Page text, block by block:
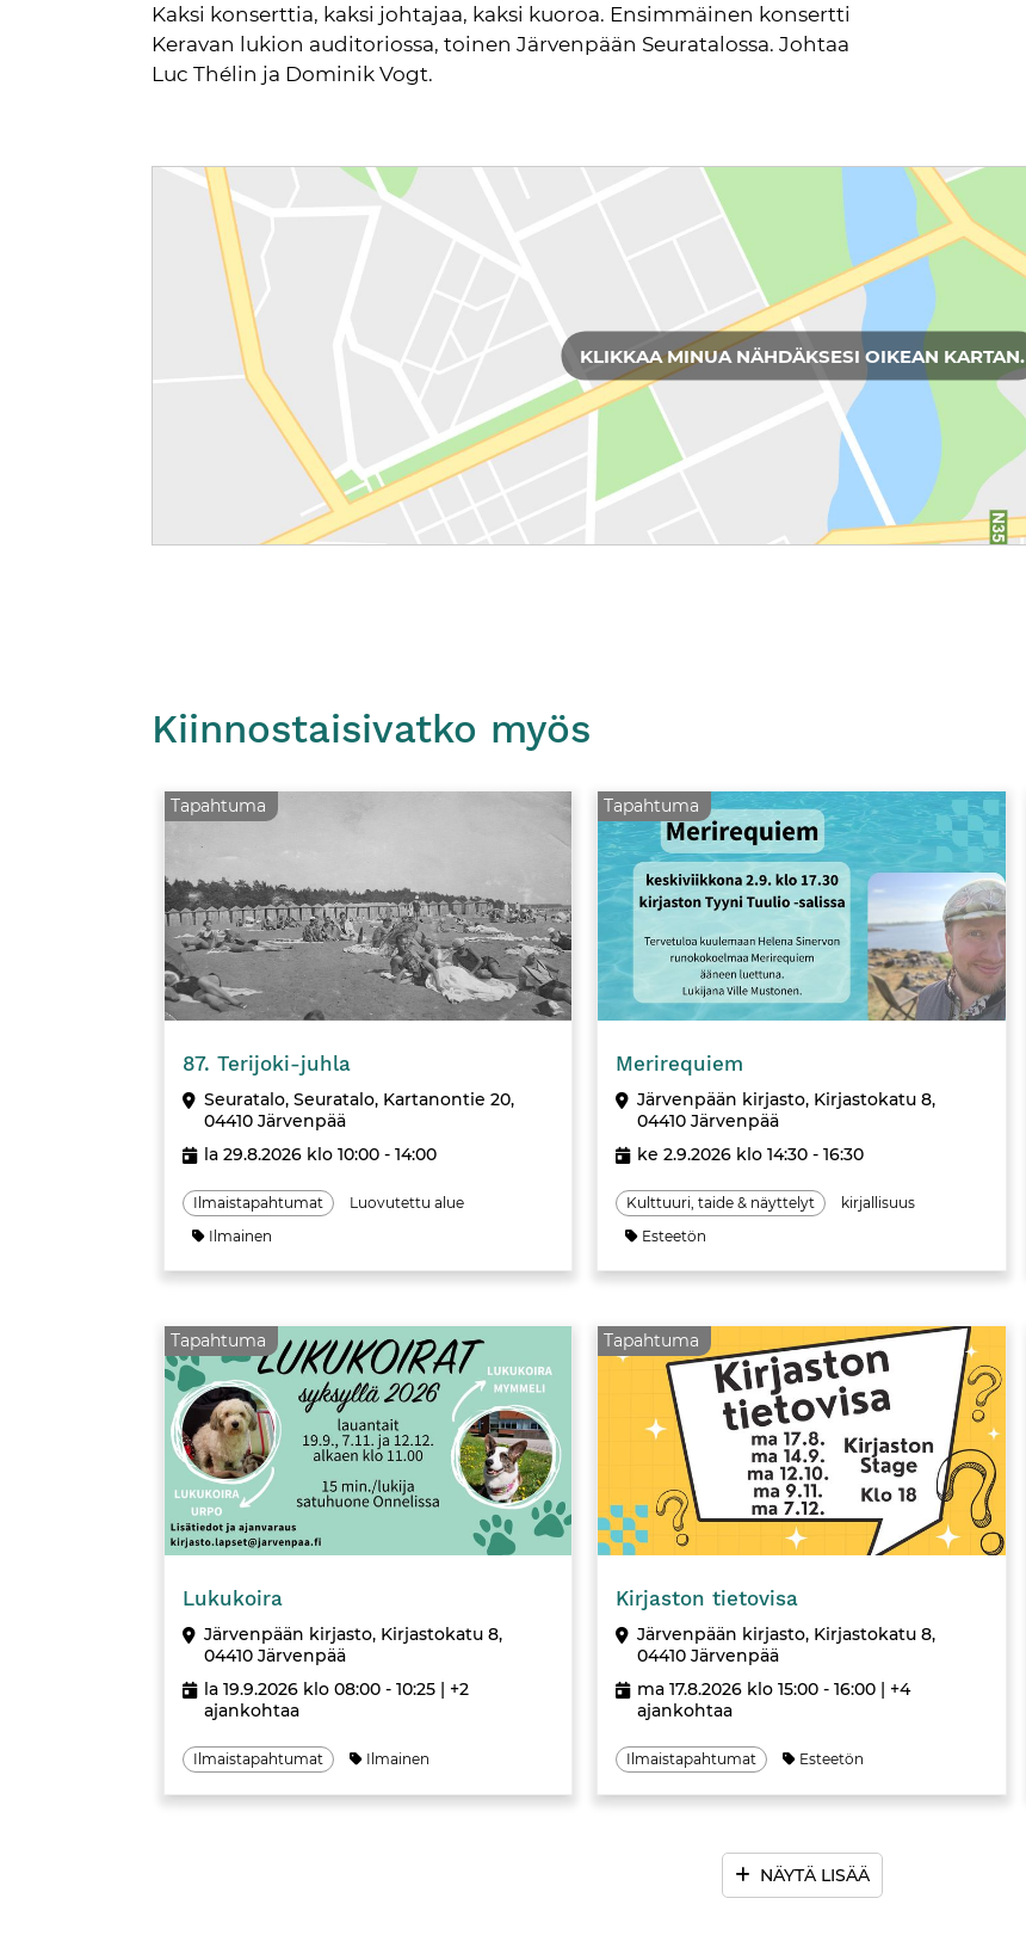
Kaksi konserttia, kaksi johtajaa, kaksi kuoroa. Ensimmäinen konsertti
Keravan lukion auditoriossa, toinen Järvenpään Seuratalossa. Johtaa
Luc Thélin ja Dominik Vogt.
Reittiohjeet
KLIKKAA MINUA NÄHDÄKSESI OIKEAN KARTAN.
Kiinnostaisivatko myös
Tapahtuma
87. Terijoki­-juhla
Seuratalo, Seuratalo, Kartanontie 20,
04410 Järvenpää
la 29.8.2026 klo 10:00 - 14:00
Ilmaistapahtumat
Luovutettu alue
Ilmainen
Tapahtuma
Merirequiem
Järvenpään kirjasto, Kirjastokatu 8,
04410 Järvenpää
ke 2.9.2026 klo 14:30 - 16:30
Kulttuuri, taide & näyttelyt
kirjallisuus
Esteetön
Tapahtuma
Lukukoira
Järvenpään kirjasto, Kirjastokatu 8,
04410 Järvenpää
la 19.9.2026 klo 08:00 - 10:25 | +2
ajankohtaa
Ilmaistapahtumat Ilmainen
Tapahtuma
Kirjaston tietovisa
Järvenpään kirjasto, Kirjastokatu 8,
04410 Järvenpää
ma 17.8.2026 klo 15:00 - 16:00 | +4
ajankohtaa
Ilmaistapahtumat Esteetön
NÄYTÄ LISÄÄ